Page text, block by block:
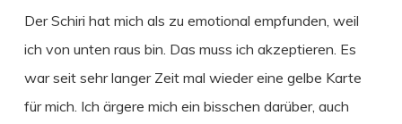
Der Schiri hat mich als zu emotional empfunden, weil
ich von unten raus bin. Das muss ich akzeptieren. Es
war seit sehr langer Zeit mal wieder eine gelbe Karte
für mich. Ich ärgere mich ein bisschen darüber, auch